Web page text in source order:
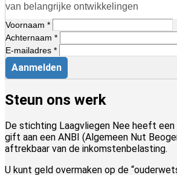
van belangrijke ontwikkelingen
Voornaam *
Achternaam *
E-mailadres *
Aanmelden
Steun ons werk
De stichting Laagvliegen Nee heeft
gift aan een ANBI (Algemeen Nut
aftrekbaar van de inkomstenbelasting.
U kunt geld overmaken op de